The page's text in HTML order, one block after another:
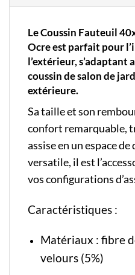
Le Coussin Fauteuil
Ocre est parfait pour
l’extérieur, s’adaptant
coussin de salon de
extérieure.
Sa taille et son
confort remarquable,
assise en un espace
versatile, il est
vos configurations
Caractéristiques :
Matériaux : fibre
velours (5%)